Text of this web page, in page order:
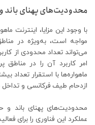
محدودیت‌های پهنای باند
با وجود این مزایا، اینترنت
مواجه است، به‌ویژه در
می‌تواند تعداد محدودی از
امر کاربرد آن را در
ماهواره‌ها با استقرار تعداد
ازدحام طیف فرکانسی و تداخل
محدودیت‌های پهنای باند و
عملکرد این فناوری را برای